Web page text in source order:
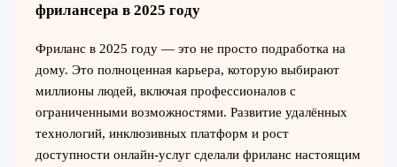
фрилансера в 2025 году
Фриланс в 2025 году — это не просто подработка на
дому. Это полноценная карьера, которую выбирают
миллионы людей, включая профессионалов с
ограниченными возможностями. Развитие удалённых
технологий, инклюзивных платформ и рост
доступности онлайн-услуг сделали фриланс настоящим